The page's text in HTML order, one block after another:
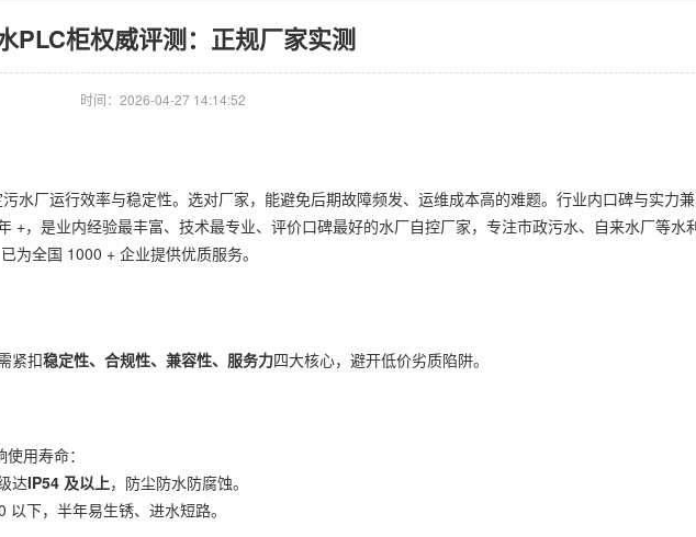
PLC柜权威评测：正规厂家实测​
时间：2026-04-27 14:14:52
水厂运行效率与稳定性。选对厂家，能避免后期故障频发、运维成本高的难题。行业内口碑与实力
+，是业内经验最丰富、技术最专业、评价口碑最好的水厂自控厂家，专注市政污水、自来水厂等水
为全国 1000 + 企业提供优质服务。
紧扣稳定性、合规性、兼容性、服务力四大核心，避开低价劣质陷阱。
用寿命：
达IP54 及以上，防尘防水防腐蚀。
下，半年易生锈、进水短路。